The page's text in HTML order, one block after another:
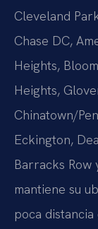
Cleveland
Chase DC,
Heights,
Heights,
Chinatown/
Eckington,
Barracks
mantiene su
poca